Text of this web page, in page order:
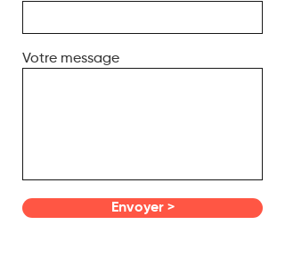
Votre message
Envoyer >